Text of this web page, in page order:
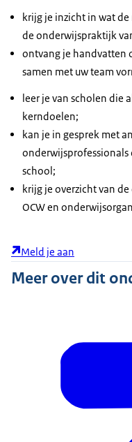
krijg je inzicht in wat
de onderwijspraktijk
ontvang je handvatten
samen met uw team
leer je van scholen die
kerndoelen;
kan je in gesprek met
school;
krijg je overzicht van
OCW en
Meld je aan
Meer over dit